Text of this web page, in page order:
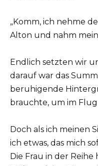
„Komm, ich nehme
Alton und nahm
Endlich setzten wir
darauf war das
beruhigende
brauchte, um im
Doch als ich meinen
ich etwas, das mich
Die Frau in der